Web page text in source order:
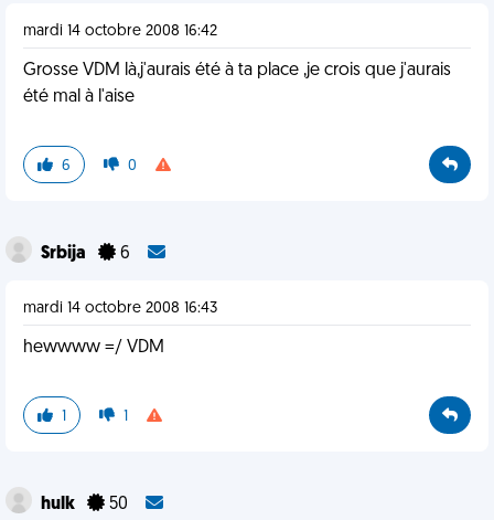
mardi 14 octobre 2008 16:42
Grosse VDM là,j'aurais été à ta place ,je crois que j'aurais
été mal à l'aise
6 0
Srbija 6
mardi 14 octobre 2008 16:43
hewwww =/ VDM
1 1
hulk 50